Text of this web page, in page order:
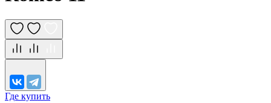
Где купить